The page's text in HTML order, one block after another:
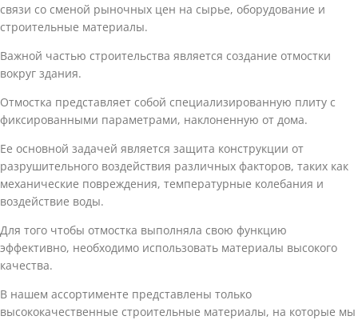
связи со сменой рыночных цен на сырье, оборудование и
строительные материалы.
Важной частью строительства является создание отмостки
вокруг здания.
Отмостка представляет собой специализированную плиту с
фиксированными параметрами, наклоненную от дома.
Ее основной задачей является защита конструкции от
разрушительного воздействия различных факторов, таких как
механические повреждения, температурные колебания и
воздействие воды.
Для того чтобы отмостка выполняла свою функцию
эффективно, необходимо использовать материалы высокого
качества.
В нашем ассортименте представлены только
высококачественные строительные материалы, на которые мы